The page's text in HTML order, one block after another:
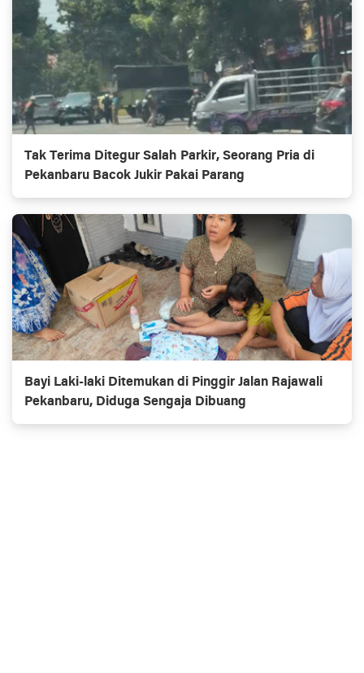
Tak Terima Ditegur Salah Parkir, Seorang Pria di
Pekanbaru Bacok Jukir Pakai Parang
Bayi Laki-laki Ditemukan di Pinggir Jalan Rajawali
Pekanbaru, Diduga Sengaja Dibuang